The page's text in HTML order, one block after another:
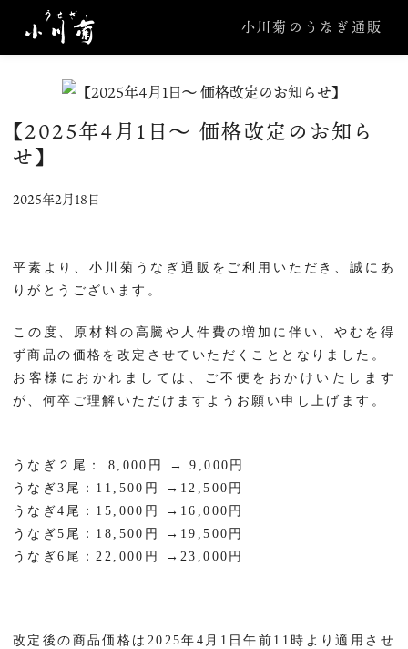
小川菊のうなぎ通販
【2025年4月1日〜 価格改定のお知ら
せ】
2025年2月18日
平素より、小川菊うなぎ通販をご利用いただき、誠にあ
りがとうございます。
この度、原材料の高騰や人件費の増加に伴い、やむを得
ず商品の価格を改定させていただくこととなりました。
お客様におかれましては、ご不便をおかけいたします
が、何卒ご理解いただけますようお願い申し上げます。
うなぎ２尾： 8,000 円 → 9,000 円
うなぎ3 尾： 11,500 円 →12,500 円
うなぎ4 尾： 15,000 円 →16,000 円
うなぎ5 尾： 18,500 円 →19,500 円
うなぎ6 尾：22,000 円 →23,000 円
改定後の商品価格は 2025年 4 月 1 日午前 11 時より適用させ